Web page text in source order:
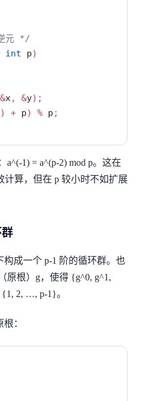
元 */
int p)
&x , &y);
) + p) % p ;
1) = a^(p-2) mod p。这在
计算，但在 p 较小时不如扩展
成一个 p-1 阶的循环群。也
原根）g，使得 {g^0, g^1,
2, …, p-1}。
：